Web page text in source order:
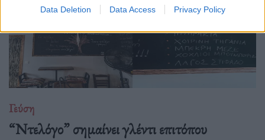
Data Deletion Data Access Privacy Policy
Γεύση
“Ντελόγο” σημαίνει γλέντι επιτόπου